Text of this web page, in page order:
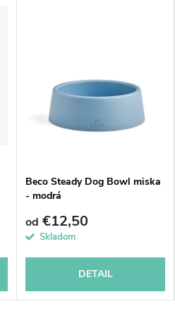
Beco Steady Dog Bowl miska
- modrá
od €12,50
Skladom
DETAIL